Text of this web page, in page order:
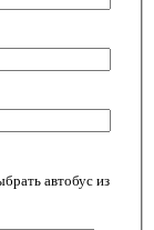
автобус из